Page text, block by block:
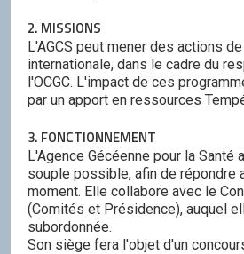
2. MISSIONS
L'AGCS peut mener des actions
internationale, dans le cadre du
l'OCGC. L'impact de ces
par un apport en ressources
3. FONCTIONNEMENT
L'Agence Gécéenne pour la Santé
souple possible, afin de répondre
moment. Elle collabore avec le
(Comités et Présidence), auquel
subordonnée.
Son siège fera l'objet d'un